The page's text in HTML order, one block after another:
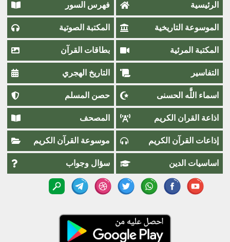
الرئيسية فهرس السور
الموسوعة التاريخية المكتبة الصوتية
المكتبة المرئية بطاقات القرآن
التفاسير التاريخ الهجري
اسماء اللَّٰه الحسنى حصن المسلم
اذاعة القران الكريم المصحف
إذاعات القرآن الكريم موسوعة القرآن الكريم
اساسيات الدين سؤال وجواب